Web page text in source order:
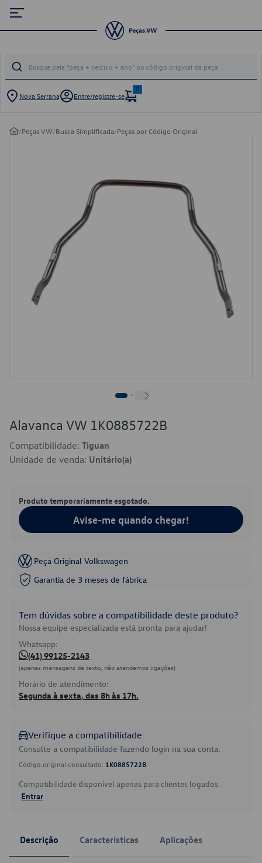
Nova Serrana Entre/registre-se
0
/Peças VW/Busca Simplificada/Peças por Código Original
Alavanca VW 1K0885722B
Compatibilidade: Tiguan
Unidade de venda: Unitário(a)
Produto temporariamente esgotado.
Avise-me quando chegar!
Peça Original Volkswagen
Garantia de 3 meses de fábrica
Tem dúvidas sobre a compatibilidade deste produto?
Nossa equipe especializada está pronta para ajudar!
Whatsapp:
(41) 99125-2143
(apenas mensagens de texto, não atendemos ligações)
Horário de atendimento:
Segunda à sexta, das 8h às 17h.
Verifique a compatibilidade
Consulte a compatibilidade fazendo login na sua conta.
Código original consultado: 1K0885722B
Compatibilidade disponível apenas para clientes logados.
Entrar
Descrição Características Aplicações